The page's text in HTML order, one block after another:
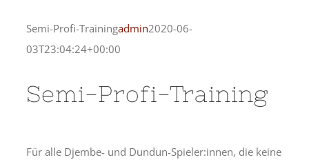
Semi-Profi-Trainingadmin2020-06-
03T23:04:24+00:00
Semi-Profi-Training
Für alle Djembe- und Dundun-Spieler:innen, die keine